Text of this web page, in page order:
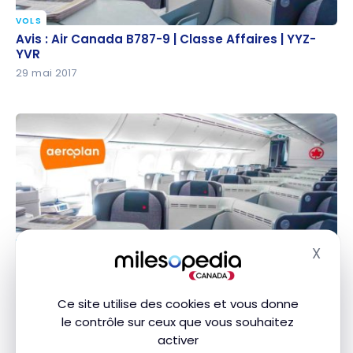
Ce site utilise des cookies et vous donne
le contrôle sur ceux que vous souhaitez
activer
X
Avis : Air Canada B787-9 | Classe Affaires | YYZ-YVR
VOLS
Avis : Air Canada B787-9 | Classe Affaires | YYZ-
YVR
29 mai 2017
Notre traversée du continent sur un Boeing 787-9
avec Air Canada en 10 photos
VOLS
Notre traversée du continent sur un Boeing 787-9
avec Air Canada en 10 photos